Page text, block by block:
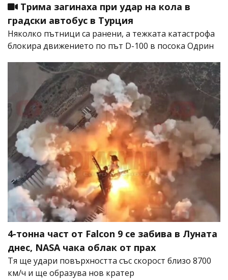
Трима загинаха при удар на кола в
градски автобус в Турция
Няколко пътници са ранени, а тежката катастрофа
блокира движението по път D-100 в посока Одрин
4-тонна част от Falcon 9 се забива в Луната
днес, NASA чака облак от прах
Тя ще удари повърхността със скорост близо 8700
км/ч и ще образува нов кратер